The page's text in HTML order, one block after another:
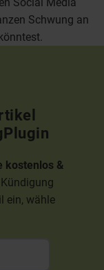
Social Media
Schwung an
kostenlos &
ein, wähle